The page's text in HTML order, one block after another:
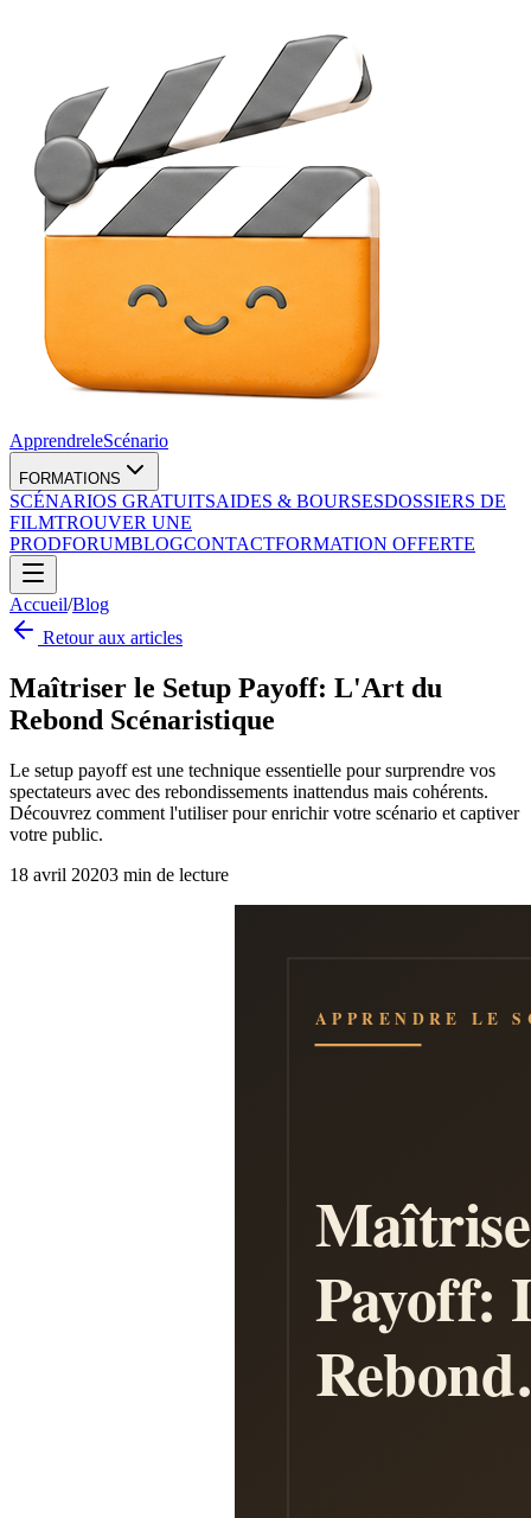
ApprendreleScénario
FORMATIONS
SCÉNARIOS GRATUITSAIDES & BOURSESDOSSIERS DE
FILMTROUVER UNE
PRODFORUMBLOGCONTACTFORMATION OFFERTE
Accueil/Blog
Retour aux articles
Maîtriser le Setup Payoff: L'Art du
Rebond Scénaristique
Le setup payoff est une technique essentielle pour surprendre vos
spectateurs avec des rebondissements inattendus mais cohérents.
Découvrez comment l'utiliser pour enrichir votre scénario et captiver
votre public.
18 avril 20203 min de lecture